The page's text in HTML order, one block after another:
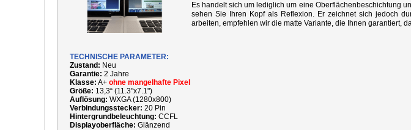
Es handelt sich um lediglich um eine Oberflächenbeschichtung
sehen Sie Ihren Kopf als Reflexion. Er zeichnet sich jedoch
arbeiten, empfehlen wir die matte Variante, die Ihnen garantiert,
TECHNISCHE PARAMETER:
Zustand: Neu
Garantie: 2 Jahre
Klasse: A+ ohne mangelhafte Pixel
Größe: 13,3“ (11.3"x7.1")
Auflösung: WXGA (1280x800)
Verbindungsstecker: 20 Pin
Hintergrundbeleuchtung: CCFL
Displayoberfläche: Glänzend